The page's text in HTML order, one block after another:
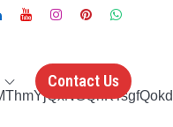
Contact Us